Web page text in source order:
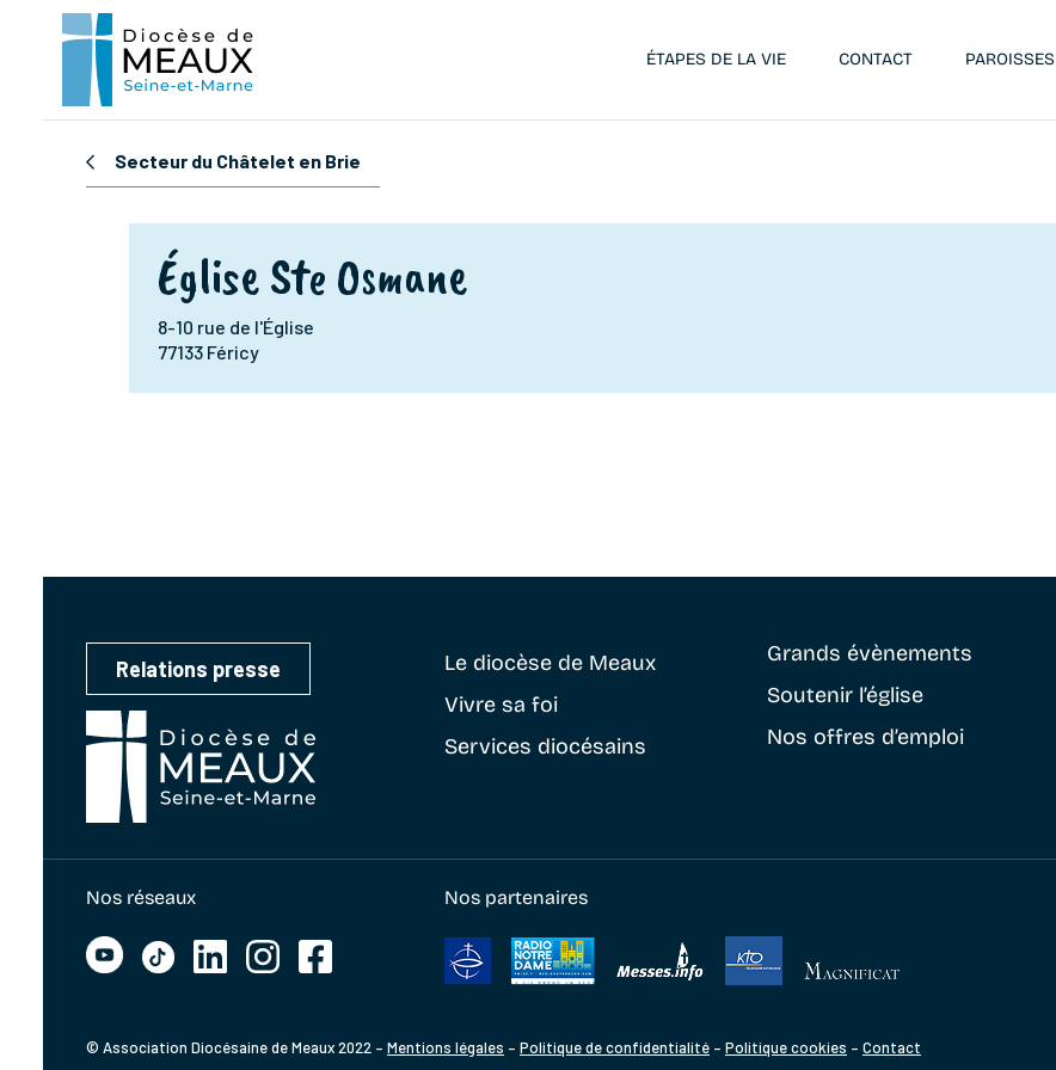
ÉTAPES DE LA VIE CONTACT PAROISSES
Secteur du Châtelet en Brie
Église Ste Osmane
8-10 rue de l'Église
77133 Féricy
Relations presse Le diocèse de Meaux
Vivre sa foi
Services diocésains
Grands évènements
Soutenir l’église
Nos offres d’emploi
Nos réseaux Nos partenaires
© Association Diocésaine de Meaux 2022 – Mentions légales – Politique de confidentialité – Politique cookies – Contact